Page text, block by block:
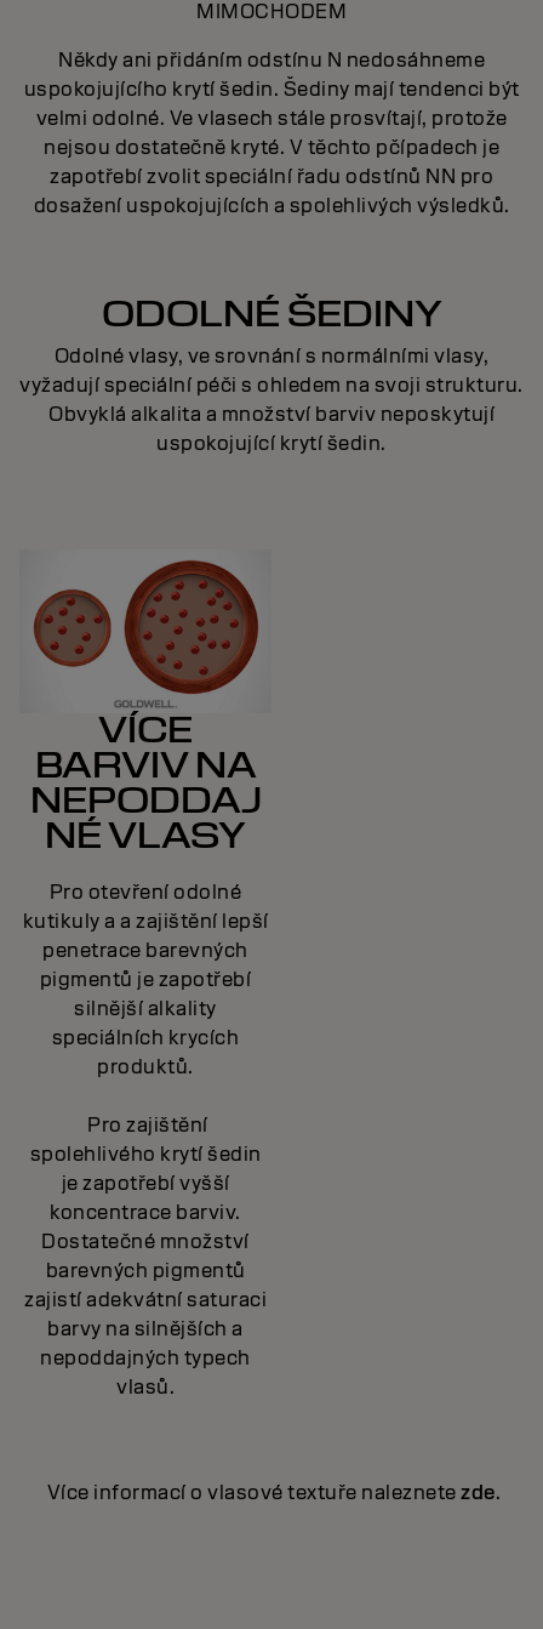
MIMOCHODEM
Někdy ani přidáním odstínu N nedosáhneme
uspokojujícího krytí šedin. Šediny mají tendenci být
velmi odolné. Ve vlasech stále prosvítají, protože
nejsou dostatečně kryté. V těchto pčípadech je
zapotřebí zvolit speciální řadu odstínů NN pro
dosažení uspokojujících a spolehlivých výsledků.
ODOLNÉ ŠEDINY
Odolné vlasy, ve srovnání s normálními vlasy,
vyžadují speciální péči s ohledem na svoji strukturu.
Obvyklá alkalita a množství barviv neposkytují
uspokojující krytí šedin.
VÍCE
BARVIV NA
NEPODDAJ
NÉ VLASY
Pro otevření odolné
kutikuly a a zajištění lepší
penetrace barevných
pigmentů je zapotřebí
silnější alkality
speciálních krycích
produktů.
Pro zajištění
spolehlivého krytí šedin
je zapotřebí vyšší
koncentrace barviv.
Dostatečné množství
barevných pigmentů
zajistí adekvátní saturaci
barvy na silnějších a
nepoddajných typech
vlasů.
Více informací o vlasové textuře naleznetezde.